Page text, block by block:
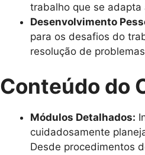
trabalho que se
Desenvolvimento
para os desafios do
resolução de
Conteúdo do
Módulos Detalhados:
cuidadosamente
Desde procedimentos